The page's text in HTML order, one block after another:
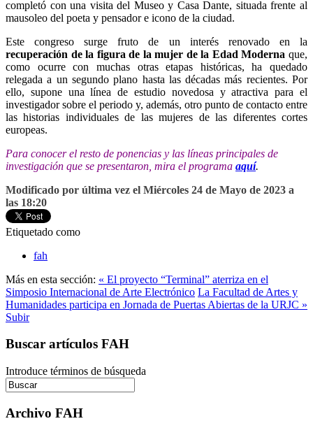
completó con una visita del Museo y Casa Dante, situada frente al
mausoleo del poeta y pensador e icono de la ciudad.
Este congreso surge fruto de un interés renovado en la
recuperación de la figura de la mujer de la Edad Moderna que,
como ocurre con muchas otras etapas históricas, ha quedado
relegada a un segundo plano hasta las décadas más recientes. Por
ello, supone una línea de estudio novedosa y atractiva para el
investigador sobre el periodo y, además, otro punto de contacto entre
las historias individuales de las mujeres de las diferentes cortes
europeas.
Para conocer el resto de ponencias y las líneas principales de
investigación que se presentaron, mira el programa aquí.
Modificado por última vez el Miércoles 24 de Mayo de 2023 a
las 18:20
Etiquetado como
fah
Más en esta sección: « El proyecto “Terminal” aterriza en el
Simposio Internacional de Arte Electrónico La Facultad de Artes y
Humanidades participa en Jornada de Puertas Abiertas de la URJC »
Subir
Buscar artículos FAH
Introduce términos de búsqueda
Archivo FAH